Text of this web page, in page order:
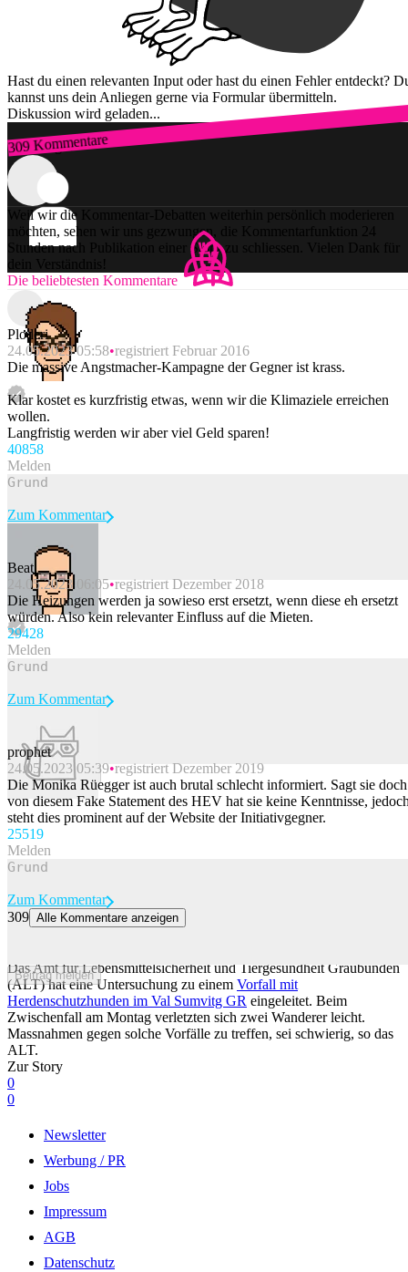
Hast du einen relevanten Input oder hast du einen Fehler entdeckt?
kannst uns dein Anliegen gerne via Formular übermitteln.
Diskussion wird geladen...
309 Kommentare
Zum Login
Weil wir die Kommentar-Debatten weiterhin persönlich moderieren
möchten, sehen wir uns gezwungen, die Kommentarfunktion 24
Stunden nach Publikation einer Story zu schliessen. Vielen Dank für
dein Verständnis!
Die beliebtesten Kommentare
Ploderi
24.05.2023 05:58 registriert Februar 2016
Die massive Angstmacher-Kampagne der Gegner ist krass.
Klar kostet es kurzfristig etwas, wenn wir die Klimaziele erreichen
wollen.
Langfristig werden wir aber viel Geld sparen!
40858
Melden
Beitrag melden
Zum Kommentar
Beat_
24.05.2023 06:05 registriert Dezember 2018
Die Heizungen werden ja sowieso erst ersetzt, wenn diese eh ersetzt
würden. Also kein relevanter Einfluss auf die Mieten.
29428
Melden
Beitrag melden
Zum Kommentar
prophet
24.05.2023 05:39 registriert Dezember 2019
Die Monika Rüegger ist auch brutal schlecht informiert. Sagt sie doch
von diesem Fake Statement des HEV hat sie keine Kenntnisse,
steht dies prominent auf der Website der Initiativgegner.
25519
Melden
Beitrag melden
Zum Kommentar
309 Alle Kommentare anzeigen
Das Amt für Lebensmittelsicherheit und Tiergesundheit Graubünden
(ALT) hat eine Untersuchung zu einem Vorfall mit
Herdenschutzhunden im Val Sumvitg GR eingeleitet. Beim
Zwischenfall am Montag verletzten sich zwei Wanderer leicht.
Massnahmen gegen solche Vorfälle zu treffen, sei schwierig, so das
ALT.
Zur Story
0
0
Newsletter
Werbung / PR
Jobs
Impressum
AGB
Datenschutz